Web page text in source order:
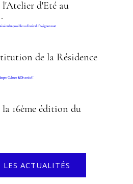
d'Eté au
de la Résidence
16ème édition du
LES ACTUALITÉS